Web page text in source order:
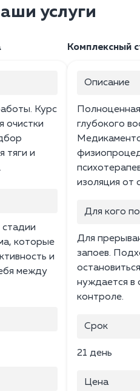
услуги
Курс
очистки
тяги и
стадии
которые
и
между
Комплексный
Описание
глубокого
изоляция от
Для кого
Для
запоев.
нуждается в
контроле.
Срок
21 день
Цена